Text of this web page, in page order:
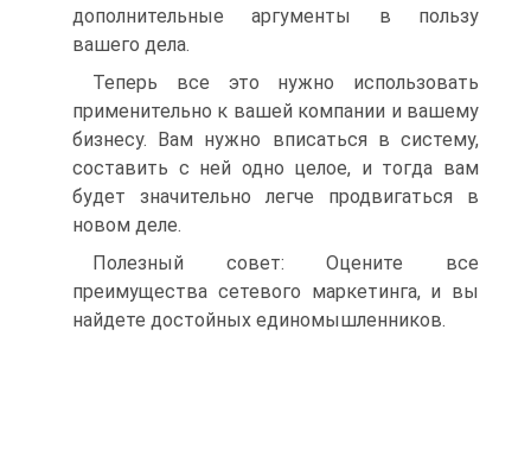
дополнительные аргументы в пользу
вашего дела.
Теперь все это нужно использовать
применительно к вашей компании и вашему
бизнесу. Вам нужно вписаться в систему,
составить с ней одно целое, и тогда вам
будет значительно легче продвигаться в
новом деле.
Полезный совет: Оцените все
преимущества сетевого маркетинга, и вы
найдете достойных единомышленников.